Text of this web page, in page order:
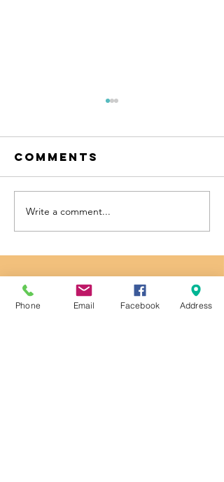
แยกขยะให้ถูกถัง เพิ่มพลัง
รักษ์โลก
Comments
Write a comment...
Contact
Phone Email Facebook Address